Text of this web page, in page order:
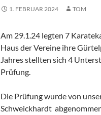
1. FEBRUAR 2024 TOM
Am 29.1.24 legten 7
Haus der Vereine ihre
Jahres stellten sich 4
Prüfung.
Die Prüfung wurde von
Schweickhardt